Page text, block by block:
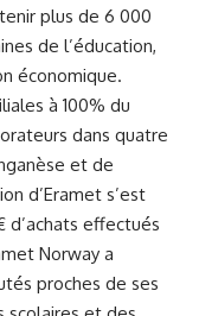
plus de 6 000
de l’éducation,
économique.
à 100% du
dans quatre
et de
d’Eramet s’est
effectués
Norway a
proches de ses